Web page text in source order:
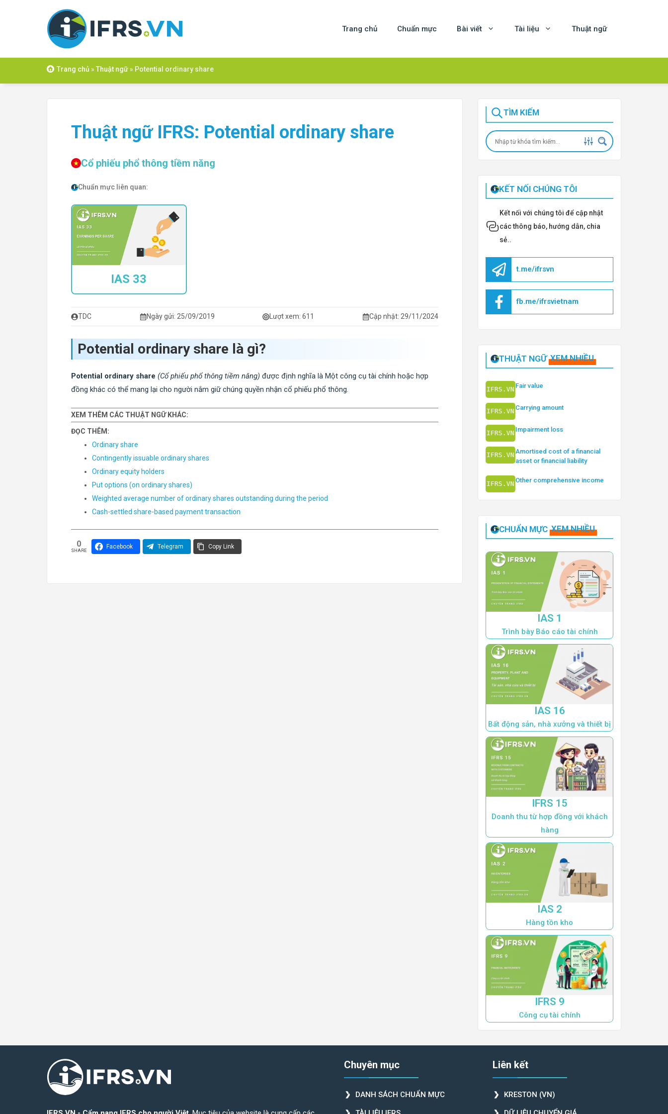
Trang chủ Chuẩn mực Bài viết Tài liệu Thuật ngữ
Trang chủ »Thuật ngữ» Potential ordinary share
Thuật ngữ IFRS: Potential ordinary share
Cổ phiếu phổ thông tiềm năng
Chuẩn mực liên quan:
IAS 33
TDC Ngày gửi: 25/09/2019 Lượt xem:611 Cập nhật: 29/11/2024
Potential ordinary share là gì?
Potential ordinary share (Cổ phiếu phổ thông tiềm năng) được định nghĩa là Một công cụ tài chính hoặc hợp
đồng khác có thể mang lại cho người nắm giữ chúng quyền nhận cổ phiếu phổ thông.
XEM THÊM CÁC THUẬT NGỮ KHÁC:
ĐỌC THÊM:
Ordinary share
Contingently issuable ordinary shares
Ordinary equity holders
Put options (on ordinary shares)
Weighted average number of ordinary shares outstanding during the period
Cash-settled share-based payment transaction
0
SHARE
Facebook Telegram Copy Link
TÌM KIẾM
KẾT NỐI CHÚNG TÔI
Kết nối với chúng tôi để cập nhật
các thông báo, hướng dẫn, chia
sẻ..
t.me/ifrsvn
fb.me/ifrsvietnam
THUẬT NGỮ XEM NHIỀU
Fair value
Carrying amount
Impairment loss
Amortised cost of a financial
asset or financial liability
Other comprehensive income
CHUẨN MỰC XEM NHIỀU
IAS 1
Trình bày Báo cáo tài chính
IAS 16
Bất động sản, nhà xưởng và thiết bị
IFRS 15
Doanh thu từ hợp đồng với khách
hàng
IAS 2
Hàng tồn kho
IFRS 9
Công cụ tài chính
Chuyên mục
DANH SÁCH CHUẨN MỰC
Liên kết
KRESTON (VN)